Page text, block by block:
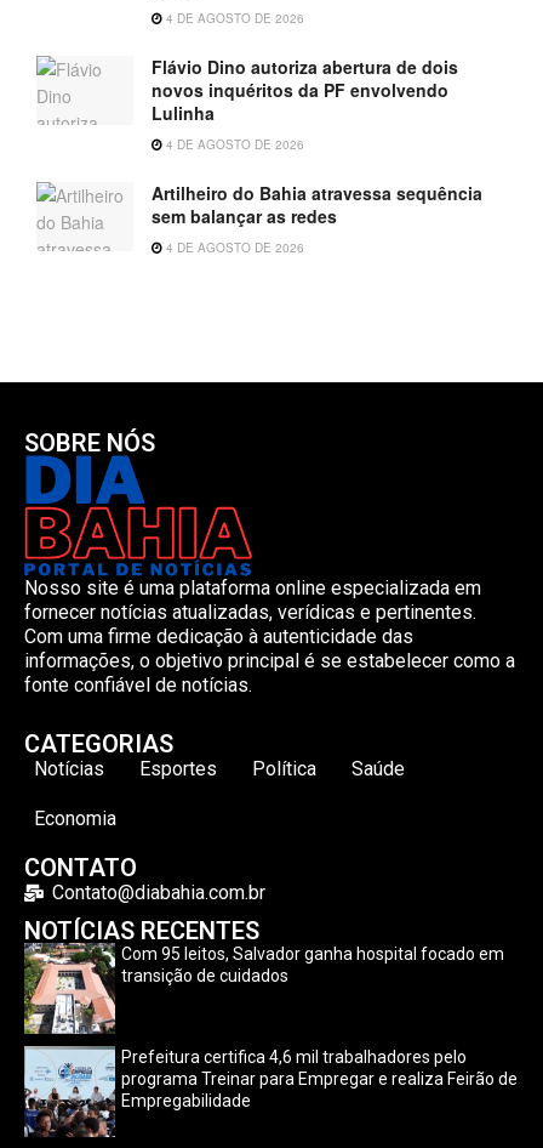
4 DE AGOSTO DE 2026
Flávio Dino autoriza abertura de dois
novos inquéritos da PF envolvendo
Lulinha
4 DE AGOSTO DE 2026
Artilheiro do Bahia atravessa sequência
sem balançar as redes
4 DE AGOSTO DE 2026
SOBRE NÓS
Nosso site é uma plataforma online especializada em
fornecer notícias atualizadas, verídicas e pertinentes.
Com uma firme dedicação à autenticidade das
informações, o objetivo principal é se estabelecer como a
fonte confiável de notícias.
CATEGORIAS
Notícias Esportes Política Saúde
Economia
CONTATO
Contato@diabahia.com.br
NOTÍCIAS RECENTES
Com 95 leitos, Salvador ganha hospital focado em
transição de cuidados
Prefeitura certifica 4,6 mil trabalhadores pelo
programa Treinar para Empregar e realiza Feirão de
Empregabilidade